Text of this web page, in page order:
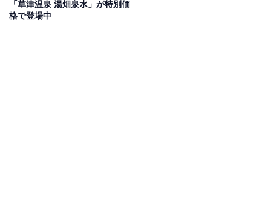
「草津温泉 湯畑泉水」が特別価
格で登場中